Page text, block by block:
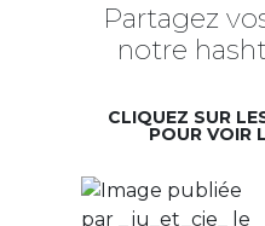
Partagez
notre
CLIQUEZ SUR
POUR VOIR